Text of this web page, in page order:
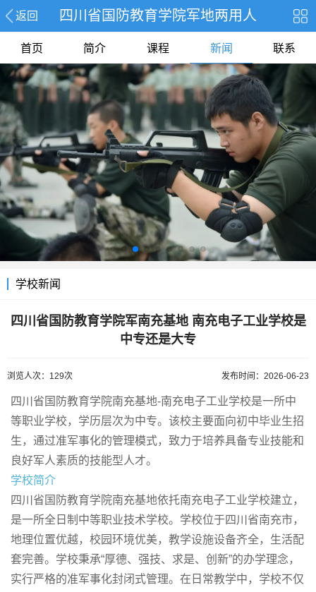
返回 四川省国防教育学院军地两用人
首页 简介 课程 新闻 联系
学校新闻
四川省国防教育学院军南充基地 南充电子工业学校是
中专还是大专
浏览人次：129次 发布时间：2026-06-23
四川省国防教育学院南充基地-南充电子工业学校是一所中
等职业学校，学历层次为中专。该校主要面向初中毕业生招
生，通过准军事化的管理模式，致力于培养具备专业技能和
良好军人素质的技能型人才。
学校简介
四川省国防教育学院南充基地依托南充电子工业学校建立，
是一所全日制中等职业技术学校。学校位于四川省南充市，
地理位置优越，校园环境优美，教学设施设备齐全，生活配
套完善。学校秉承“厚德、强技、求是、创新”的办学理念，
实行严格的准军事化封闭式管理。在日常教学中，学校不仅